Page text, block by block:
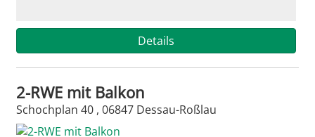
Details
2-RWE mit Balkon
Schochplan 40 , 06847 Dessau-Roßlau